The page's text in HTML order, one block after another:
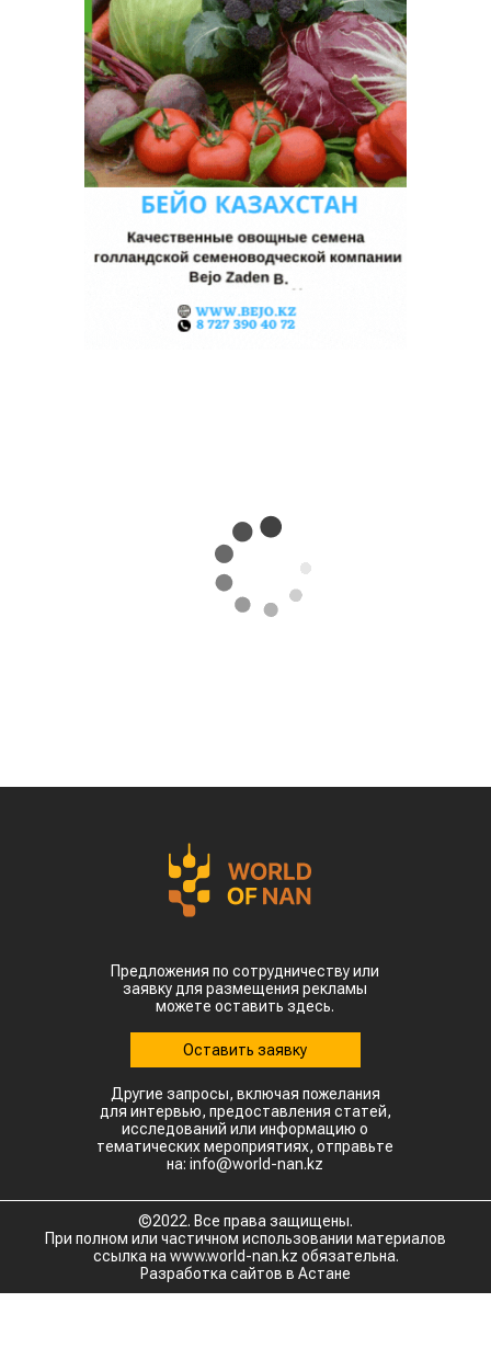
Предложения по сотрудничеству или
заявку для размещения рекламы
можете оставить здесь.
Оставить заявку
Другие запросы, включая пожелания
для интервью, предоставления статей,
исследований или информацию о
тематических мероприятиях, отправьте
на: info@world-nan.kz
©2022. Все права защищены.
При полном или частичном использовании материалов
ссылка на www.world-nan.kz обязательна.
Разработка сайтов в Астане